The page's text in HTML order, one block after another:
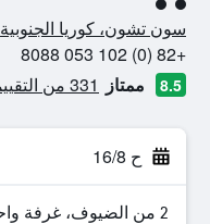
تقييم فئة 2
سون تشون، كوريا الجنوبية
+82 (0) 102 053 8088
8.5 ممتاز 331 من التقييمات تم التحقق منها
ح 16/8
2 من الضيوف، غرفة واحدة